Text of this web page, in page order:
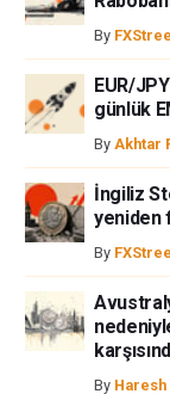
By
EUR/
günlük
By Akhtar
İngiliz
yeniden
By
By Haresh